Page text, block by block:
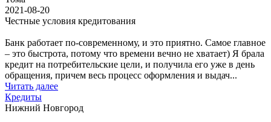
2021-08-20
Честные условия кредитования
Банк работает по-современному, и это приятно. Самое главное
– это быстрота, потому что времени вечно не хватает) Я брала
кредит на потребительские цели, и получила его уже в день
обращения, причем весь процесс оформления и выдач...
Читать далее
Кредиты
Нижний Новгород